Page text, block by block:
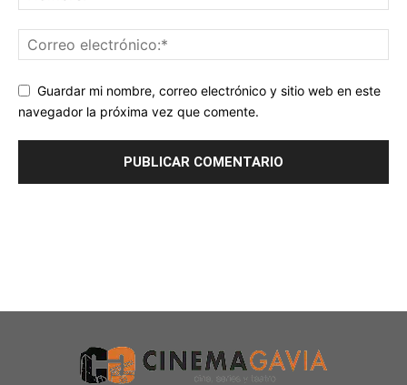
Guardar mi nombre, correo electrónico y sitio web en este
navegador la próxima vez que comente.